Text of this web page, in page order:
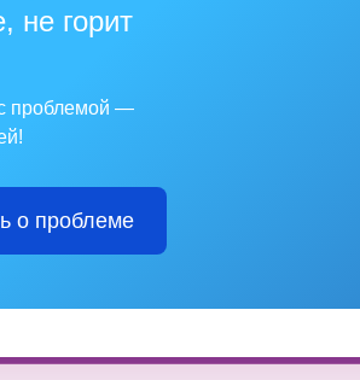
не горит
проблемой —
о проблеме